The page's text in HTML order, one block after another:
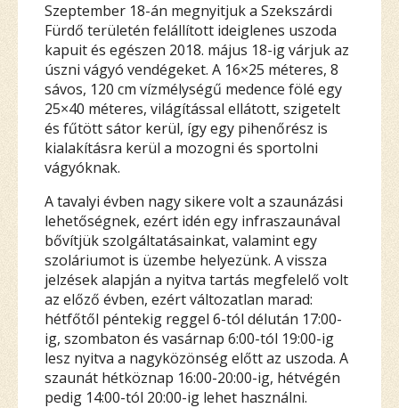
Szeptember 18-án megnyitjuk a Szekszárdi
Fürdő területén felállított ideiglenes uszoda
kapuit és egészen 2018. május 18-ig várjuk az
úszni vágyó vendégeket. A 16×25 méteres, 8
sávos, 120 cm vízmélységű medence fölé egy
25×40 méteres, világítással ellátott, szigetelt
és fűtött sátor kerül, így egy pihenőrész is
kialakításra kerül a mozogni és sportolni
vágyóknak.
A tavalyi évben nagy sikere volt a szaunázási
lehetőségnek, ezért idén egy infraszaunával
bővítjük szolgáltatásainkat, valamint egy
szoláriumot is üzembe helyezünk. A vissza
jelzések alapján a nyitva tartás megfelelő volt
az előző évben, ezért változatlan marad:
hétfőtől péntekig reggel 6-tól délután 17:00-
ig, szombaton és vasárnap 6:00-tól 19:00-ig
lesz nyitva a nagyközönség előtt az uszoda. A
szaunát hétköznap 16:00-20:00-ig, hétvégén
pedig 14:00-tól 20:00-ig lehet használni.